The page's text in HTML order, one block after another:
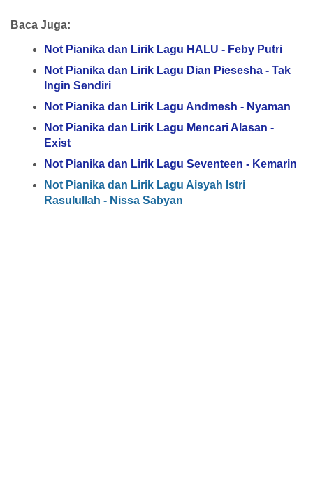
Baca Juga:
Not Pianika dan Lirik Lagu HALU - Feby Putri
Not Pianika dan Lirik Lagu Dian Piesesha - Tak
Ingin Sendiri
Not Pianika dan Lirik Lagu Andmesh - Nyaman
Not Pianika dan Lirik Lagu Mencari Alasan -
Exist
Not Pianika dan Lirik Lagu Seventeen - Kemarin
Not Pianika dan Lirik Lagu Aisyah Istri
Rasulullah - Nissa Sabyan